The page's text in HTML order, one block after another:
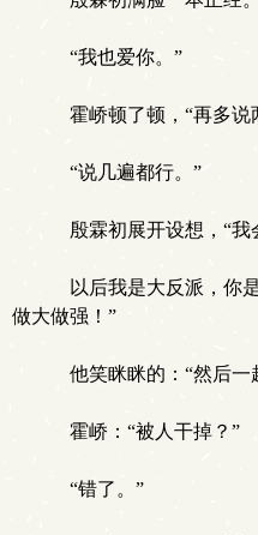
“我也爱你。”
霍峤顿了顿，“再多说
“说几遍都行。”
殷霖初展开设想，“我
以后我是大反派，你
做大做强！”
他笑眯眯的：“然后一
霍峤：“被人干掉？”
“错了。”